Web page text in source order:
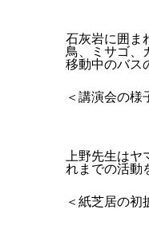
石灰岩に囲ま
鳥、ミサゴ、
移動中のバス
＜講演会の様
上野先生は
れまでの活動
＜紙芝居の初